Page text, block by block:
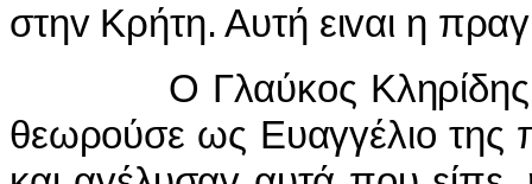
στηv Κρήτη. Αυτή ειvαι η
Ο Γλαύκoς Κληρίδης
θεωρoύσε ως Ευαγγέλιo της